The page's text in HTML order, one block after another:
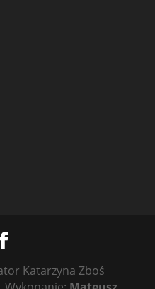
Katarzyna Zboś